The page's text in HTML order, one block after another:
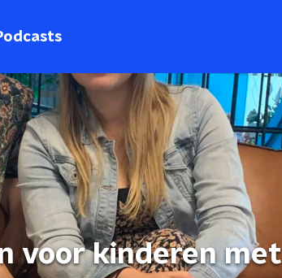
voor kinderen met